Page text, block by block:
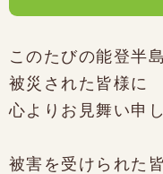
このたびの能登半
被災された皆様に
心よりお見舞い申
被害を受けられた